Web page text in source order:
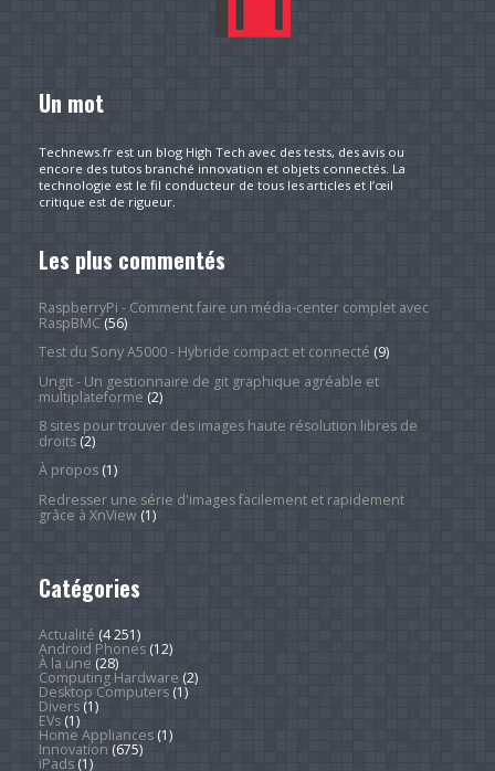
Un mot
Technews.fr est un blog High Tech avec des tests, des avis ou
encore des tutos branché innovation et objets connectés. La
technologie est le fil conducteur de tous les articles et l’œil
critique est de rigueur.
Les plus commentés
RaspberryPi - Comment faire un média-center complet avec
RaspBMC(56)
Test du Sony A5000 - Hybride compact et connecté (9)
Ungit - Un gestionnaire de git graphique agréable et
multiplateforme (2)
8 sites pour trouver des images haute résolution libres de
droits(2)
À propos(1)
Redresser une série d'images facilement et rapidement
grâce à XnView(1)
Catégories
Actualité (4 251)
Android Phones(12)
À la une (28)
Computing Hardware (2)
Desktop Computers(1)
Divers(1)
EVs(1)
Home Appliances(1)
Innovation (675)
iPads(1)